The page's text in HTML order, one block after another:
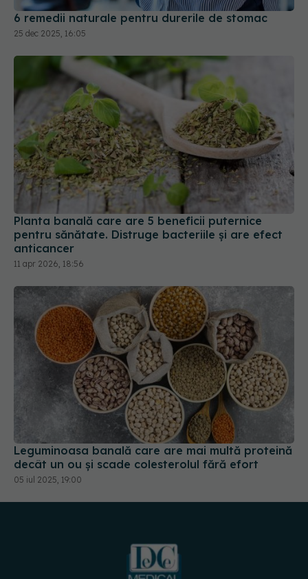
6 remedii naturale pentru durerile de stomac
25 dec 2025, 16:05
Planta banală care are 5 beneficii puternice
pentru sănătate. Distruge bacteriile și are efect
anticancer
11 apr 2026, 18:56
Leguminoasa banală care are mai multă proteină
decât un ou și scade colesterolul fără efort
05 iul 2025, 19:00